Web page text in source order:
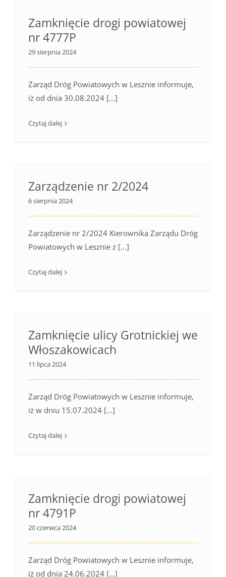
Zamknięcie drogi powiatowej
nr 4777P
29 sierpnia 2024
Zarząd Dróg Powiatowych w Lesznie informuje,
iż od dnia 30.08.2024 [...]
Czytaj dalej
Zarządzenie nr 2/2024
6 sierpnia 2024
Zarządzenie nr 2/2024 Kierownika Zarządu Dróg
Powiatowych w Lesznie z [...]
Czytaj dalej
Zamknięcie ulicy Grotnickiej we
Włoszakowicach
11 lipca 2024
Zarząd Dróg Powiatowych w Lesznie informuje,
iż w dniu 15.07.2024 [...]
Czytaj dalej
Zamknięcie drogi powiatowej
nr 4791P
20 czerwca 2024
Zarząd Dróg Powiatowych w Lesznie informuje,
iż od dnia 24.06.2024 [...]